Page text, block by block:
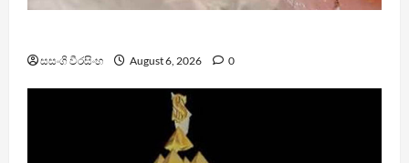
සසංගි වීරසිංහ August 6, 2026 0